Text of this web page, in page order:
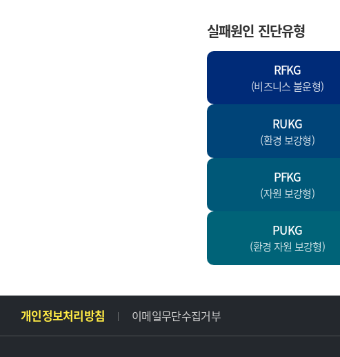
실패원인 진단유형
RFKG
(비즈니스 불운형)
RUKG
(환경 보강형)
PFKG
(자원 보강형)
PUKG
(환경 자원 보강형)
및
개인정보처리방침 이메일무단수집거부